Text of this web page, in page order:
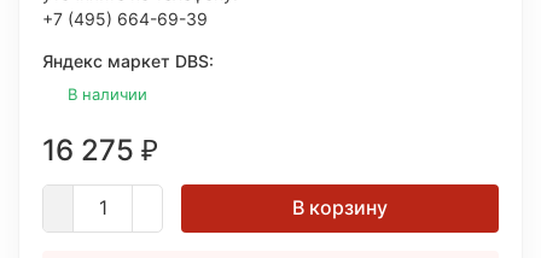
+7 (495) 664-69-39
Яндекс маркет DBS:
В наличии
16 275 ₽
В корзину